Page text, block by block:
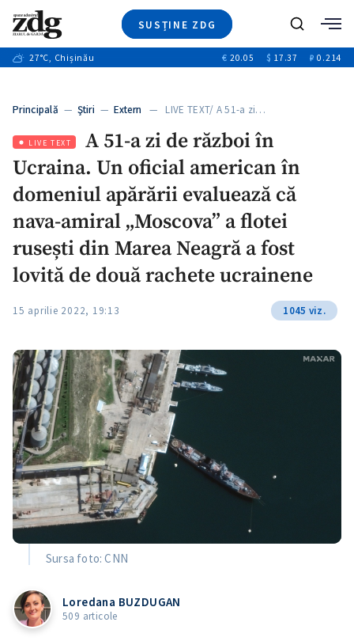
SUSȚINE ZDG
Ştiri
+7
Special
+1
Blog
ZdGust
Caută
27°C, Chișinău € 20.05 $ 17.37 ₽ 0.214
Principală — Ştiri — Extern — LIVE TEXT/ A 51-a zi…
LIVE TEXT
A 51-a zi de război în
Ucraina. Un oficial american în
domeniul apărării evaluează că
nava-amiral „Moscova” a flotei
rusești din Marea Neagră a fost
lovită de două rachete ucrainene
15 aprilie 2022, 19:13 1045 viz.
Sursa foto: CNN
Loredana BUZDUGAN
509 articole